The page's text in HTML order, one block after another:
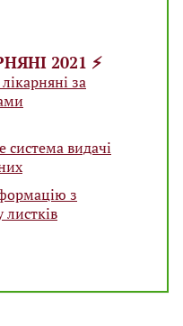
2021 ⚡️
за
видачі
з
листків